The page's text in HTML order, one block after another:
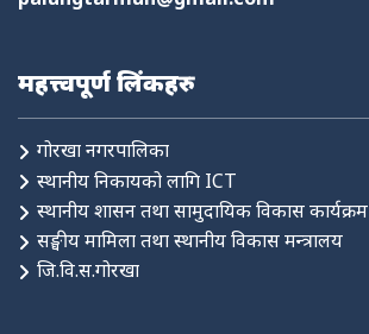
महत्त्वपूर्ण लिंकहरु
गोरखा नगरपालिका
स्थानीय निकायको लागि ICT
स्थानीय शासन तथा सामुदायिक विकास कार्यक्रम
सङ्घीय मामिला तथा स्थानीय विकास मन्त्रालय
जि.वि.स.गोरखा